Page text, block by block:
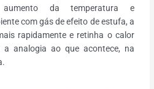
da temperatura e
com gás de efeito de estufa, a
rapidamente e retinha o calor
analogia ao que acontece, na